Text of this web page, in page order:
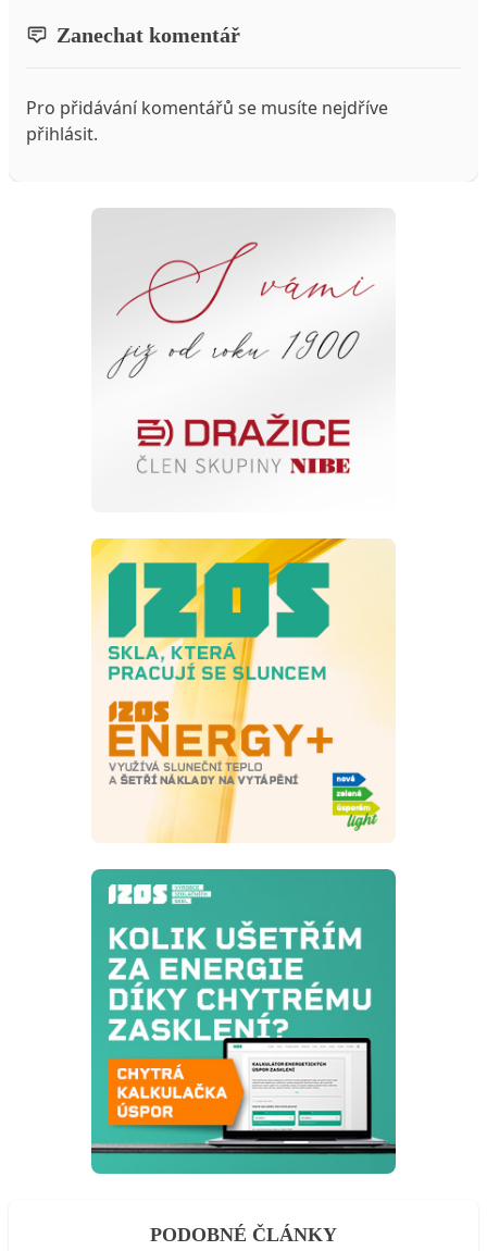
Zanechat komentář
Pro přidávání komentářů se musíte nejdříve
přihlásit.
PODOBNÉ ČLÁNKY